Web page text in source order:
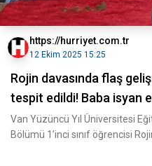
https://hurriyet.com.tr
12 Ekim 2025 15:25
Rojin davasında flaş
tespit edildi! Baba isyan
Van Yüzüncü Yıl Üniversitesi
Bölümü 1’inci sınıf öğrencisi